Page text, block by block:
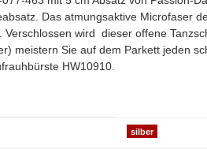
Das atmungsaktive Microfaser
wird dieser offene
meistern Sie auf dem Parkett jeden
HW10910.
silber